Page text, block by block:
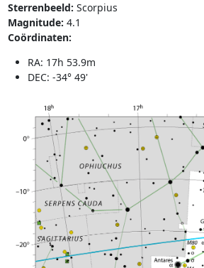
Sterrenbeeld: Scorpius
Magnitude: 4.1
Coördinaten:
RA: 17h 53.9m
DEC: -34° 49'